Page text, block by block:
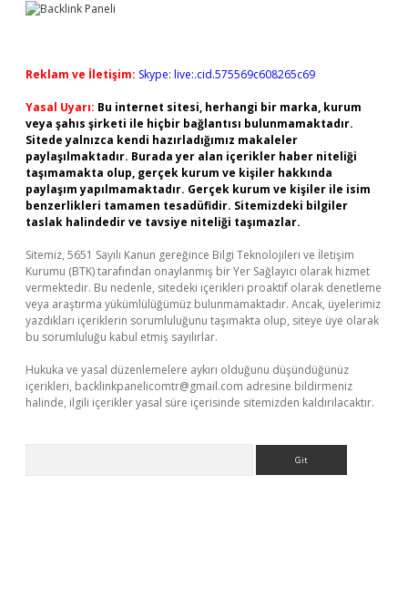
Reklam ve İletişim: Skype: live:.cid.575569c608265c69
Yasal Uyarı: Bu internet sitesi, herhangi bir marka, kurum
veya şahıs şirketi ile hiçbir bağlantısı bulunmamaktadır.
Sitede yalnızca kendi hazırladığımız makaleler
paylaşılmaktadır. Burada yer alan içerikler haber niteliği
taşımamakta olup, gerçek kurum ve kişiler hakkında
paylaşım yapılmamaktadır. Gerçek kurum ve kişiler ile isim
benzerlikleri tamamen tesadüfidir. Sitemizdeki bilgiler
taslak halindedir ve tavsiye niteliği taşımazlar.
Sitemiz, 5651 Sayılı Kanun gereğince Bilgi Teknolojileri ve İletişim
Kurumu (BTK) tarafından onaylanmış bir Yer Sağlayıcı olarak hizmet
vermektedir. Bu nedenle, sitedeki içerikleri proaktif olarak denetleme
veya araştırma yükümlülüğümüz bulunmamaktadır. Ancak, üyelerimiz
yazdıkları içeriklerin sorumluluğunu taşımakta olup, siteye üye olarak
bu sorumluluğu kabul etmiş sayılırlar.
Hukuka ve yasal düzenlemelere aykırı olduğunu düşündüğünüz
içerikleri, backlinkpanelicomtr@gmail.com adresine bildirmeniz
halinde, ilgili içerikler yasal süre içerisinde sitemizden kaldırılacaktır.